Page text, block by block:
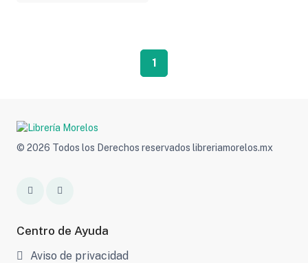
1
© 2026 Todos los Derechos reservados libreriamorelos.mx
Centro de Ayuda
Aviso de privacidad